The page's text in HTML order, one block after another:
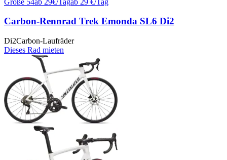
Carbon-Rennrad Trek Emonda SL6 Di2
Di2Carbon-Laufräder
Dieses Rad mieten